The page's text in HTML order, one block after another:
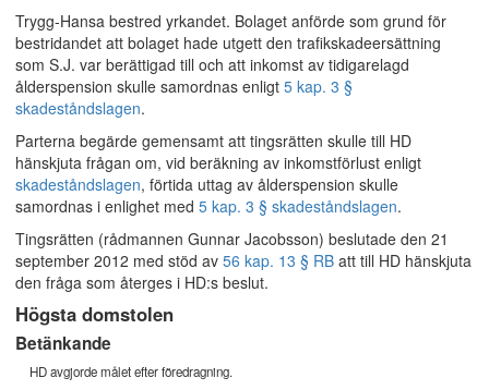
Trygg-Hansa bestred yrkandet. Bolaget anförde som grund för
bestridandet att bolaget hade utgett den trafikskadeersättning
som S.J. var berättigad till och att inkomst av tidigarelagd
ålderspension skulle samordnas enligt 5 kap. 3 §
skadeståndslagen.
Parterna begärde gemensamt att tingsrätten skulle till HD
hänskjuta frågan om, vid beräkning av inkomstförlust enligt
skadeståndslagen, förtida uttag av ålderspension skulle
samordnas i enlighet med 5 kap. 3 § skadeståndslagen.
Tingsrätten (rådmannen Gunnar Jacobsson) beslutade den 21
september 2012 med stöd av 56 kap. 13 § RB att till HD hänskjuta
den fråga som återges i HD:s beslut.
Högsta domstolen
Betänkande
HD avgjorde målet efter föredragning.